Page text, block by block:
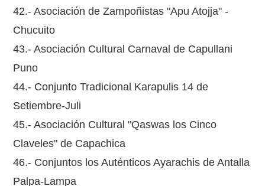
42.- Asociación de Zampoñistas "Apu Atojja" -
Chucuito
43.- Asociación Cultural Carnaval de Capullani
Puno
44.- Conjunto Tradicional Karapulis 14 de
Setiembre-Juli
45.- Asociación Cultural "Qaswas los Cinco
Claveles" de Capachica
46.- Conjuntos los Auténticos Ayarachis de Antalla
Palpa-Lampa